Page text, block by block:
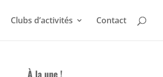
Clubs d’activités Contact
À la une !